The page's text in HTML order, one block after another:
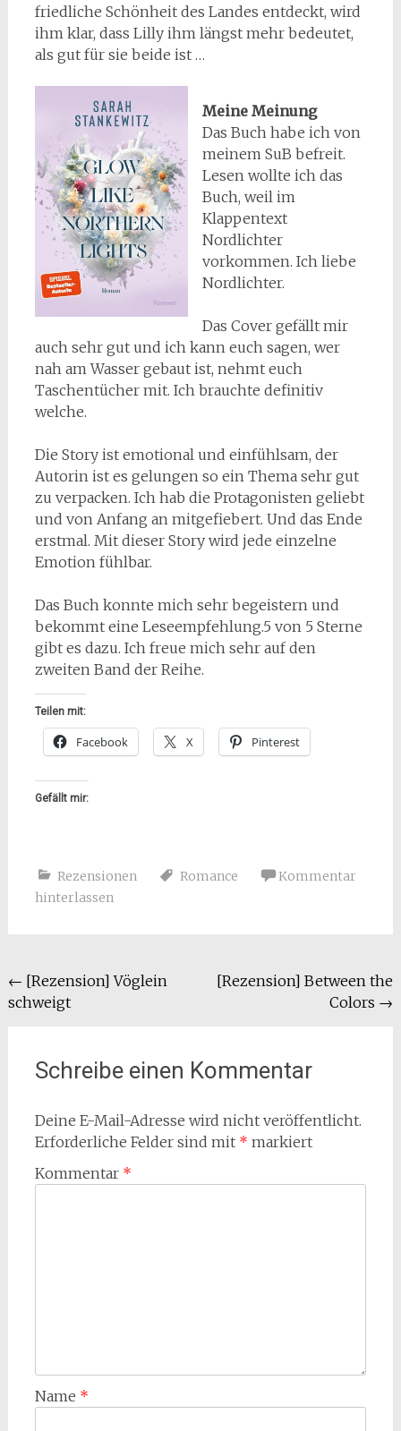
friedliche Schönheit des Landes entdeckt, wird
ihm klar, dass Lilly ihm längst mehr bedeutet,
als gut für sie beide ist …
Meine Meinung
Das Buch habe ich von
meinem SuB befreit.
Lesen wollte ich das
Buch, weil im
Klappentext
Nordlichter
vorkommen. Ich liebe
Nordlichter.
Das Cover gefällt mir
auch sehr gut und ich kann euch sagen, wer
nah am Wasser gebaut ist, nehmt euch
Taschentücher mit. Ich brauchte definitiv
welche.
Die Story ist emotional und einfühlsam, der
Autorin ist es gelungen so ein Thema sehr gut
zu verpacken. Ich hab die Protagonisten geliebt
und von Anfang an mitgefiebert. Und das Ende
erstmal. Mit dieser Story wird jede einzelne
Emotion fühlbar.
Das Buch konnte mich sehr begeistern und
bekommt eine Leseempfehlung.5 von 5 Sterne
gibt es dazu. Ich freue mich sehr auf den
zweiten Band der Reihe.
Teilen mit:
Facebook X Pinterest
Gefällt mir:
Rezensionen Romance
Kommentar
hinterlassen
Beitragsnavigation
← [Rezension] Vöglein
schweigt
[Rezension] Between the
Colors →
Schreibe einen Kommentar
Deine E-Mail-Adresse wird nicht veröffentlicht.
Erforderliche Felder sind mit * markiert
Kommentar *
Name *